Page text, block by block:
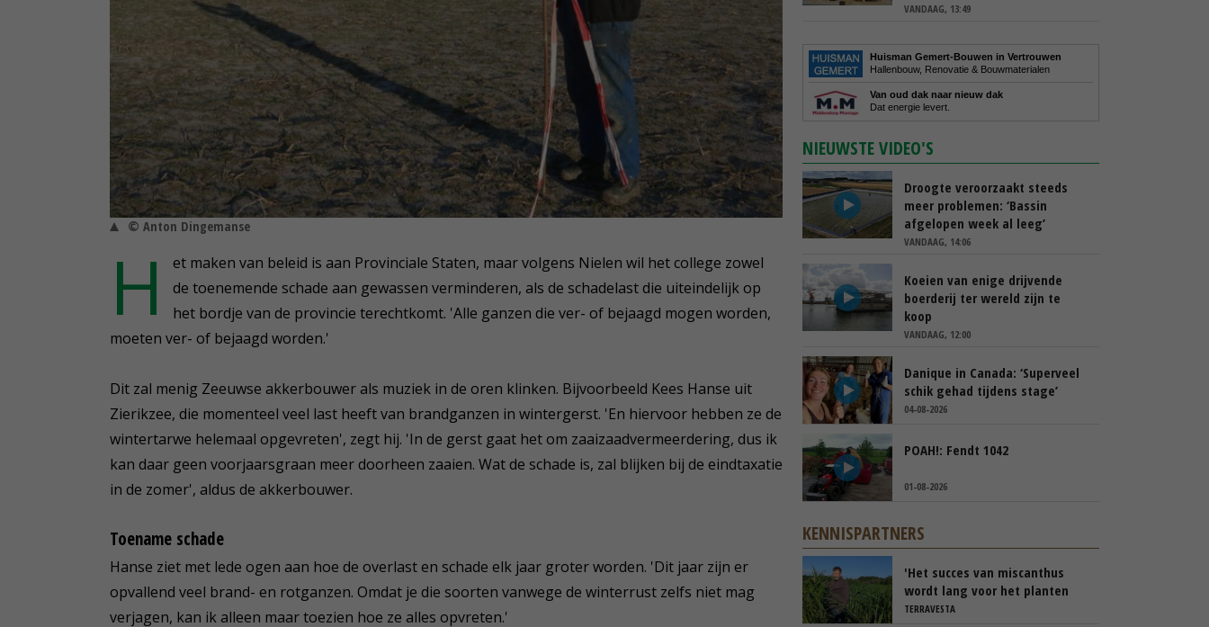
© Anton Dingemanse
H
et maken van beleid is aan Provinciale Staten, maar volgens Nielen wil het college zowel
de toenemende schade aan gewassen verminderen, als de schadelast die uiteindelijk op
het bordje van de provincie terechtkomt. 'Alle ganzen die ver- of bejaagd mogen worden,
moeten ver- of bejaagd worden.'
Dit zal menig Zeeuwse akkerbouwer als muziek in de oren klinken. Bijvoorbeeld Kees Hanse uit
Zierikzee, die momenteel veel last heeft van brandganzen in wintergerst. 'En hiervoor hebben ze de
wintertarwe helemaal opgevreten', zegt hij. 'In de gerst gaat het om zaaizaadvermeerdering, dus ik
kan daar geen voorjaarsgraan meer doorheen zaaien. Wat de schade is, zal blijken bij de eindtaxatie
in de zomer', aldus de akkerbouwer.
Toename schade
Hanse ziet met lede ogen aan hoe de overlast en schade elk jaar groter worden. 'Dit jaar zijn er
opvallend veel brand- en rotganzen. Omdat je die soorten vanwege de winterrust zelfs niet mag
verjagen, kan ik alleen maar toezien hoe ze alles opvreten.'
VANDAAG, 13:49
Huisman Gemert-Bouwen in Vertrouwen
Hallenbouw, Renovatie & Bouwmaterialen
Van oud dak naar nieuw dak
Dat energie levert.
NIEUWSTE VIDEO'S
Droogte veroorzaakt steeds
meer problemen: ‘Bassin
afgelopen week al leeg’
VANDAAG, 14:06
Koeien van enige drijvende
boerderij ter wereld zijn te
koop
VANDAAG, 12:00
Danique in Canada: ‘Superveel
schik gehad tijdens stage’
04-08-2026
POAH!: Fendt 1042
01-08-2026
KENNISPARTNERS
'Het succes van miscanthus
wordt lang voor het planten
beslist'
TERRAVESTA